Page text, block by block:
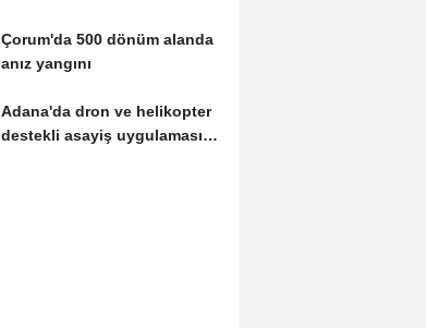
Çorum'da 500 dönüm alanda
anız yangını
Adana'da dron ve helikopter
destekli asayiş uygulaması;